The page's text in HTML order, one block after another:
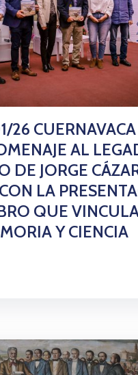
26 CUERNAVACA
AL
DE JORGE
LA
QUE
Y CIENCIA